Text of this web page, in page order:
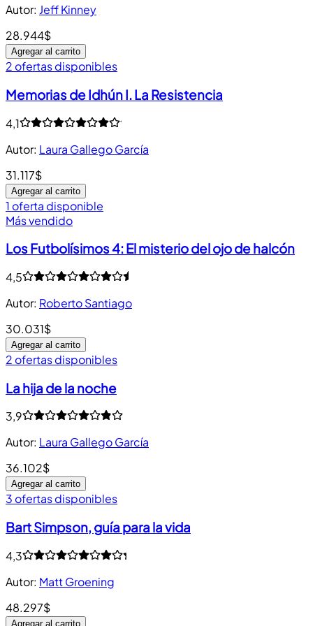
Autor: Jeff Kinney
28.944$
Agregar al carrito
2 ofertas disponibles
Memorias de Idhún I. La Resistencia
4,1
Autor: Laura Gallego García
31.117$
Agregar al carrito
1 oferta disponible
Más vendido
Los Futbolísimos 4: El misterio del ojo de halcón
4,5
Autor: Roberto Santiago
30.031$
Agregar al carrito
2 ofertas disponibles
La hija de la noche
3,9
Autor: Laura Gallego García
36.102$
Agregar al carrito
3 ofertas disponibles
Bart Simpson, guía para la vida
4,3
Autor: Matt Groening
48.297$
Agregar al carrito